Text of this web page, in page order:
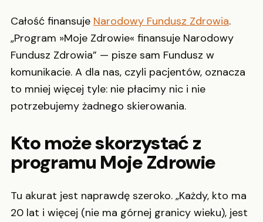
Całość finansuje Narodowy Fundusz Zdrowia.
„Program »Moje Zdrowie« finansuje Narodowy
Fundusz Zdrowia” — pisze sam Fundusz w
komunikacie. A dla nas, czyli pacjentów, oznacza
to mniej więcej tyle: nie płacimy nic i nie
potrzebujemy żadnego skierowania.
Kto może skorzystać z
programu Moje Zdrowie
Tu akurat jest naprawdę szeroko. „Każdy, kto ma
20 lat i więcej (nie ma górnej granicy wieku), jest